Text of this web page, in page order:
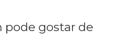
gostar de